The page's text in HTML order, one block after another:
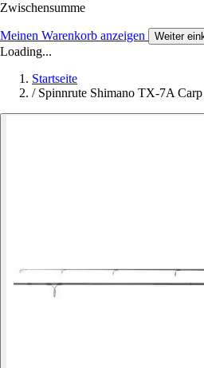
Zwischensumme
Meinen Warenkorb anzeigen Weiter
Loading...
Startseite
/ Spinnrute Shimano TX-7A